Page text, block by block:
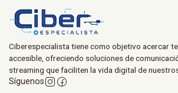
Ciberespecialista tiene como objetivo acercar
accesible, ofreciendo soluciones de
streaming que faciliten la vida digital de
Síguenos